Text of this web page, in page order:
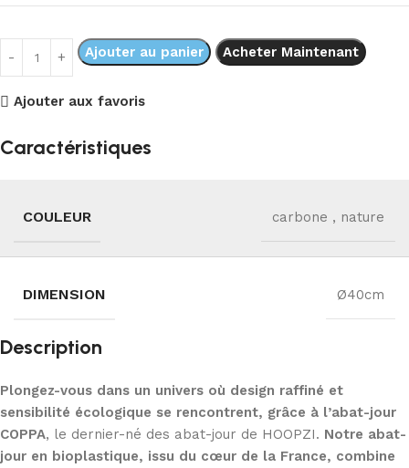
Ajouter au panier Acheter Maintenant
Ajouter aux favoris
Caractéristiques
COULEUR carbone , nature
DIMENSION Ø40cm
Description
Plongez-vous dans un univers où design raffiné et
sensibilité écologique se rencontrent, grâce à l’abat-jour
COPPA, le dernier-né des abat-jour de HOOPZI. Notre abat-
jour en bioplastique, issu du cœur de la France, combine